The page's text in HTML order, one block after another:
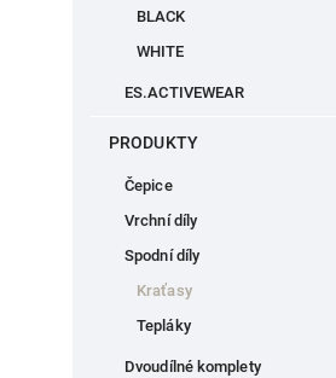
BLACK
WHITE
ES.ACTIVEWEAR
PRODUKTY
Čepice
Vrchní díly
Spodní díly
Kraťasy
Tepláky
Dvoudílné komplety